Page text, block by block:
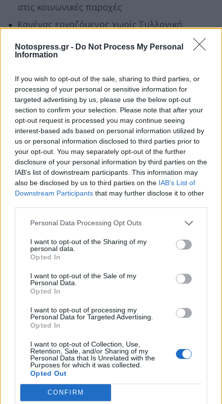
Notospress.gr - Do Not Process My Personal
Information
If you wish to opt-out of the sale, sharing to third parties, or
processing of your personal or sensitive information for
targeted advertising by us, please use the below opt-out
section to confirm your selection. Please note that after your
opt-out request is processed you may continue seeing
interest-based ads based on personal information utilized by
us or personal information disclosed to third parties prior to
your opt-out. You may separately opt-out of the further
disclosure of your personal information by third parties on the
IAB’s list of downstream participants. This information may
also be disclosed by us to third parties on the IAB’s List of
Downstream Participants that may further disclose it to other
Personal Data Processing Opt Outs
I want to opt-out of the Sharing of my
personal data.
Opted In
I want to opt-out of the Sale of my
Personal Data.
Opted In
I want to opt-out of processing my
Personal Data for Targeted Advertising.
Opted In
I want to opt-out of Collection, Use,
Retention, Sale, and/or Sharing of my
Personal Data that Is Unrelated with the
Purposes for which it was collected.
Opted Out
CONFIRM
στις κοινωνικές παροχές
Κανένας εργαζόμενος χωρίς Συλλογική
Κανένας εργαζόμενος κάτω από 751 ευρώ
Ακολουθήστε τοnotospress.grστο Google News και
μάθετε πρώτοιόλες τις ειδήσεις
TAGS: ΣΩΜΑΤΕΙΟ ΣΥΝΤΑΞΙΟΥΧΩΝ ΙΚΑ - ΕΦΚΑ ΛΑΚΩΝΙΑΣ
ΚΙΝΗΤΟΠΟΙΗΣΗ
ΑΥΞΗΣΕΙΣ
ΑΓΡΟΤΟΚΤΗΝΟΤΡΟΦΟΙ ΛΑΚΩΝΙΑΣ